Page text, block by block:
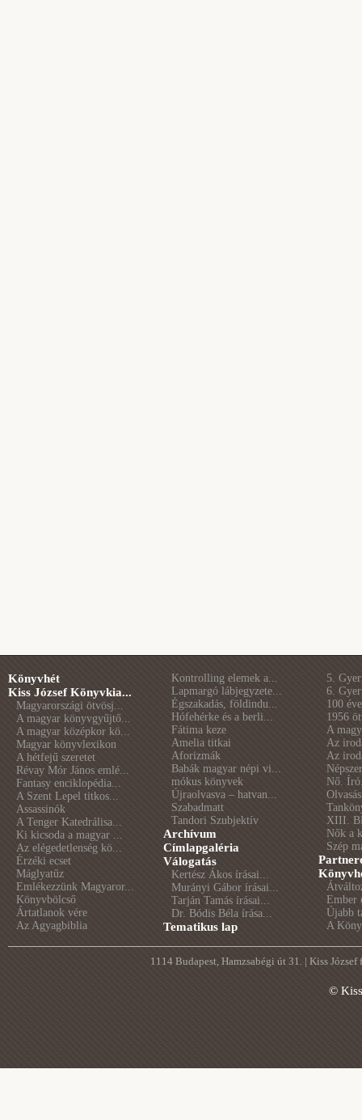
Könyvhét
Kiss József Könyvkia...
Magyarországi ötvösj...
A magyar könyvgyűjtő...
A magyar középkor kö...
Magyar könyvlexikon
A hétfejű szeretet
Révay Mór János emlé...
Fantasy enciklopédia...
A Szent Lepel titkos...
Assassinók
A Tenger Katedrálisa...
Ki kicsoda a magyar ...
Az elégedetlenség kö...
Érzéki ecset
Máglyatűz
Emlékezzünk Magyaror...
Könyvbölcső
Ártatlanok vére
Az Agyagbiblia
Kontrolling elemek a...
Lapmargó lábjegyzete...
Égszakadás, földindu...
Hófehérke és a berli...
Fátima keze
Amelia titkai
Aforizmák
Babák magyar népi vi...
mókus könyvek
Újraolvasva – hatvan...
Szabadmatt
Tandori Szubjektív
Archívum
Címlapgaléria
Válogatás
Kertész Ákos írásai...
Murányi Gábor írásai...
Tarján Tamás írásai...
Dr. Bódis Béla írása...
Tematikus lap
5.
6.
100
1956
A
Az
Az
Nő.
XIII.
Nők a
Szép
Ember
Újabb
A
1114 Budapest, Hamzsabégi út 31. | Kiss
©